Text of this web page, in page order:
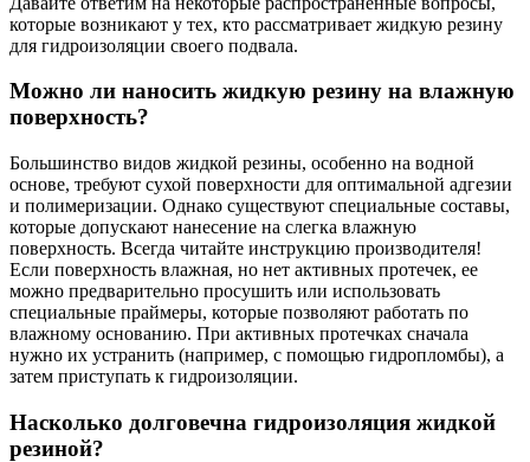
которые возникают у тех, кто рассматривает жидкую резину
для гидроизоляции своего подвала.
Можно ли наносить жидкую резину на влажную
поверхность?
Большинство видов жидкой резины, особенно на водной
основе, требуют сухой поверхности для оптимальной адгезии
и полимеризации. Однако существуют специальные составы,
которые допускают нанесение на слегка влажную
поверхность. Всегда читайте инструкцию производителя!
Если поверхность влажная, но нет активных протечек, ее
можно предварительно просушить или использовать
специальные праймеры, которые позволяют работать по
влажному основанию. При активных протечках сначала
нужно их устранить (например, с помощью гидропломбы), а
затем приступать к гидроизоляции.
Насколько долговечна гидроизоляция жидкой
резиной?